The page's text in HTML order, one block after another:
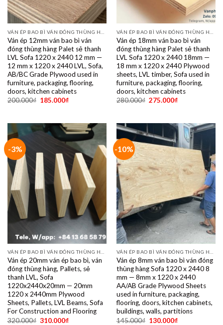
Ván ép 12mm ván bao bì ván
đóng thùng hàng Palet sẻ thanh
LVL Sofa 1220 x 2440 12 mm —
12 mm x 1220 x 2440 LVL, Sofa,
AB/BC Grade Plywood used in
furniture, packaging, flooring,
doors, kitchen cabinets
200.000₫ 185.000₫
Ván ép 18mm ván bao bì ván
đóng thùng hàng Palet sẻ thanh
LVL Sofa 1220 x 2440 18mm —
18 mm x 1220 x 2440 Plywood
sheets, LVL timber, Sofa used in
furniture, packaging, flooring,
doors, kitchen cabinets
280.000₫ 275.000₫
-3%
VÁN ÉP BAO BÌ VÁN ĐÓNG THÙNG HÀNG PALET SẺ THANH LVL SOFA VÁN LÓT SÀN GIÁ RẺ
Ván ép 20mm ván ép bao bì, ván
đóng thùng hàng, Pallets, sẻ
thanh LVL, Sofa
1220x2440x20mm — 20mm
1220 x 2440mm Plywood
Sheets, Pallets, LVL Beams, Sofa
For Construction and Flooring
320.000₫ 310.000₫
-10%
VÁN ÉP BAO BÌ VÁN ĐÓNG THÙNG HÀNG PALET SẺ THANH LVL SOFA VÁN LÓT SÀN GIÁ RẺ
Ván ép 8mm ván bao bì ván đóng
thùng hàng Sofa 1220 x 2440 8
mm — 8mm x 1220 x 2440
AA/AB Grade Plywood Sheets
used in furniture, packaging,
flooring, doors, kitchen cabinets,
buildings, walls, partitions
145.000₫ 130.000₫